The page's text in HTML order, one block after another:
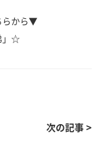
らから▼
」☆
次の記事 >